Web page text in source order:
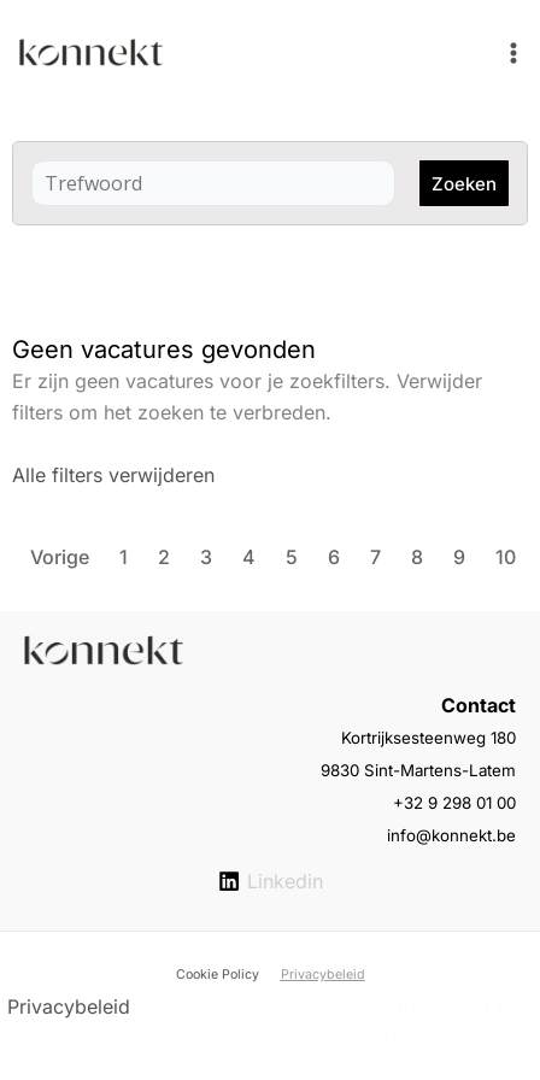
naar
Zoeken
Geen vacatures gevonden
Er zijn geen vacatures voor je zoekfilters. Verwijder
filters om het zoeken te verbreden.
Alle filters verwijderen
Vorige 1 2 3 4 5 6 7 8 9 10
Contact
Kortrijksesteenweg 180
9830 Sint-Martens-Latem
+32 9 298 01 00
info@konnekt.be
Linkedin
Cookie Policy Privacybeleid
Privacybeleid